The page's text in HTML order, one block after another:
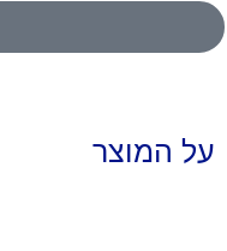
על המוצר